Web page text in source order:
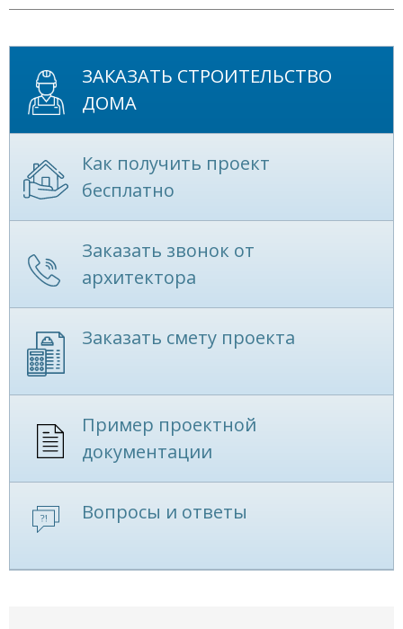
ЗАКАЗАТЬ СТРОИТЕЛЬСТВО
ДОМА
Как получить проект
бесплатно
Заказать звонок от
архитектора
Заказать смету проекта
Пример проектной
документации
Вопросы и ответы